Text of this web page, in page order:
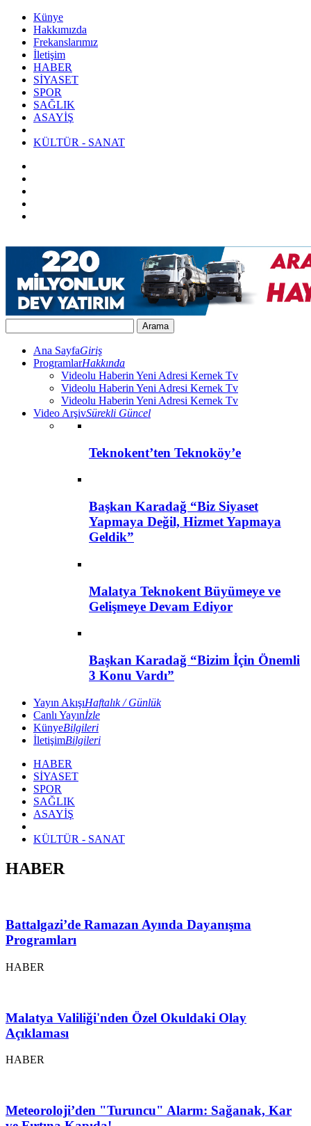
Künye
Hakkımızda
Frekanslarımız
İletişim
HABER
SİYASET
SPOR
SAĞLIK
ASAYİŞ
KÜLTÜR - SANAT
Ana SayfaGiriş
ProgramlarHakkında
Videolu Haberin Yeni Adresi Kernek Tv
Videolu Haberin Yeni Adresi Kernek Tv
Videolu Haberin Yeni Adresi Kernek Tv
Video ArşivSürekli Güncel
Teknokent’ten Teknoköy’e
Başkan Karadağ “Biz Siyaset
Yapmaya Değil, Hizmet Yapmaya
Geldik”
Malatya Teknokent Büyümeye ve
Gelişmeye Devam Ediyor
Başkan Karadağ “Bizim İçin Önemli
3 Konu Vardı”
Yayın AkışıHaftalık / Günlük
Canlı Yayınİzle
KünyeBilgileri
İletişimBilgileri
HABER
SİYASET
SPOR
SAĞLIK
ASAYİŞ
KÜLTÜR - SANAT
HABER
Battalgazi’de Ramazan Ayında Dayanışma
Programları
HABER
Malatya Valiliği'nden Özel Okuldaki Olay
Açıklaması
HABER
Meteoroloji’den "Turuncu" Alarm: Sağanak, Kar